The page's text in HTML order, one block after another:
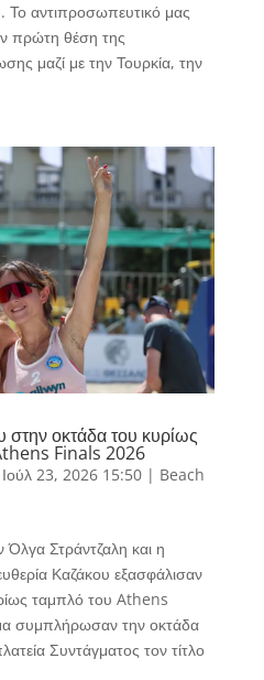
αντιπροσωπευτικό μας
πρώτη θέση της
μαζί με την Τουρκία, την
στην οκτάδα του κυρίως
Finals 2026
Ιούλ 23, 2026 15:50| Beach
Στράντζαλη και η
Καζάκου εξασφάλισαν
ταμπλό του Athens
συμπλήρωσαν την οκτάδα
Συντάγματος τον τίτλο